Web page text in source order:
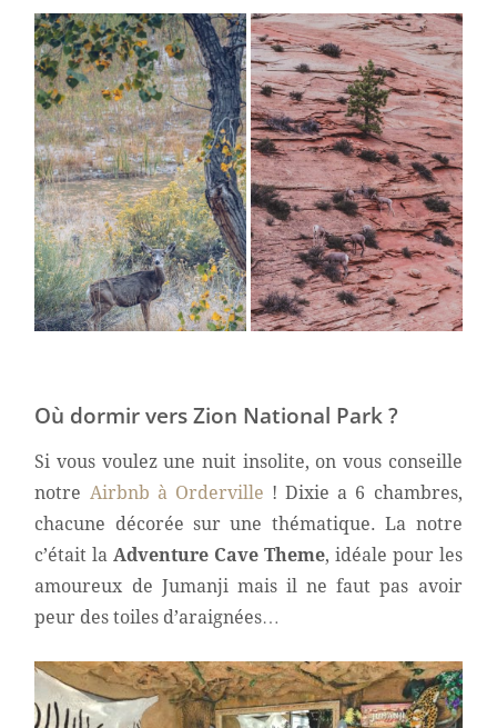
Où dormir vers Zion National Park ?
Si vous voulez une nuit insolite, on vous conseille
notre Airbnb à Orderville ! Dixie a 6 chambres,
chacune décorée sur une thématique. La notre
c’était la Adventure Cave Theme, idéale pour les
amoureux de Jumanji mais il ne faut pas avoir
peur des toiles d’araignées…